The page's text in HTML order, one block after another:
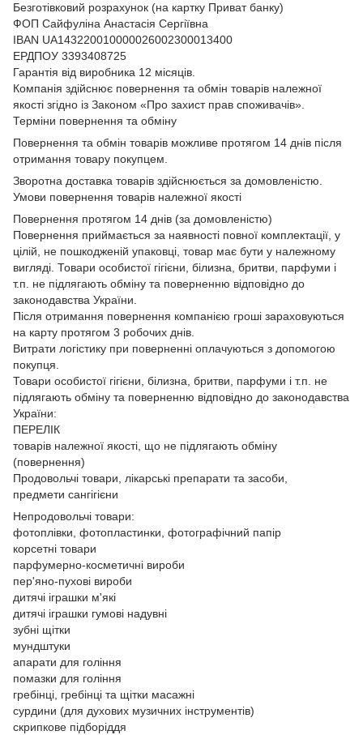
Безготівковий розрахунок (на картку Приват банку)
ФОП Сайфуліна Анастасія Сергіївна
IBAN UA143220010000026002300013400
ЕРДПОУ 3393408725
Гарантія від виробника 12 місяців.
Компанія здійснює повернення та обмін товарів належної
якості згідно із Законом «Про захист прав споживачів»
Терміни повернення та обміну
Повернення та обмін товарів можливе протягом 14 днів після
отримання товару покупцем.
Зворотна доставка товарів здійснюється за домовленістю.
Умови повернення товарів належної якості
Повернення протягом 14 днів (за домовленістю)
Повернення приймається за наявності повної комплектації, у
цілій, не пошкодженій упаковці, товар має бути у належному
вигляді. Товари особистої гігієни, білизна, бритви, парфуми і
т.п. не підлягають обміну та поверненню відповідно до
законодавства України.
Після отримання повернення компанією гроші зараховуються
на карту протягом 3 робочих днів.
Витрати логістику при поверненні оплачуються з допомогою
покупця.
Товари особистої гігієни, білизна, бритви, парфуми і т.п. не
підлягають обміну та поверненню відповідно до законодавства
України:
ПЕРЕЛІК
товарів належної якості, що не підлягають обміну
(повернення)
Продовольчі товари, лікарські препарати та засоби,
предмети сангігієни
Непродовольчі товари:
фотоплівки, фотопластинки, фотографічний папір
корсетні товари
парфумерно-косметичні вироби
пер'яно-пухові вироби
дитячі іграшки м'які
дитячі іграшки гумові надувні
зубні щітки
мундштуки
апарати для гоління
помазки для гоління
гребінці, гребінці та щітки масажні
сурдини (для духових музичних інструментів)
скрипкове підборіддя